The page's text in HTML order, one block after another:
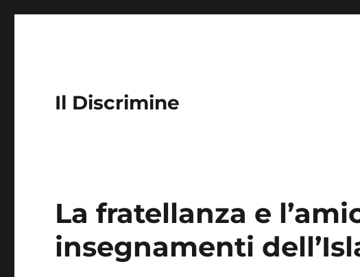
Il Discrimine
La fratellanza e
insegnamenti